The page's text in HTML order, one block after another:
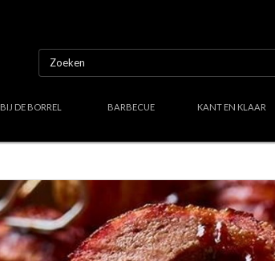
BIJ DE BORREL BARBECUE KANT EN KLAAR